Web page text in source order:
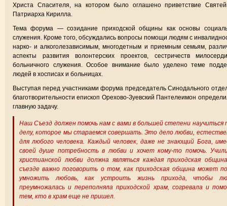
Христа Спасителя, на котором было оглашено приветствие
Патриарха Кирилла.
Тема форума — созидание приходской общины как основы
служения. Кроме того, обсуждались вопросы помощи людям с
нарко- и алкоголезависимым, многодетным и приемным семьям,
аспекты развития волонтерских проектов, сестричеств
больничного служения. Особое внимание было уделено теме
людей в хосписах и больницах.
Выступая перед участниками форума председатель Синодального
благотворительности епископ Орехово-Зуевский Пантелеимон
главную задачу.
Наш Съезд должен помочь нам с вами в большей степени научиться
делу, которое мы стараемся совершать. Это дело любви,
для любого человека. Каждый человек, даже не знающий Бога,
своей душе потребность в любви и хочет кому-то помочь.
христианской любви должна являться каждая приходская
съезде важно поговорить о том, как приходская община может
умножить любовь, как устроить жизнь прихода, чтобы
преумножалась и переполняла приходской храм, согревала и
тем, кто в храм еще не пришел.